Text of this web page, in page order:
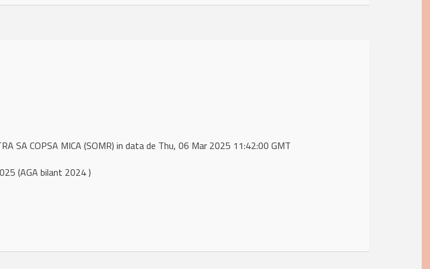
SA COPSA MICA (SOMR) in data de Thu, 06 Mar 2025 11:42:00 GMT
(AGA bilant 2024 )